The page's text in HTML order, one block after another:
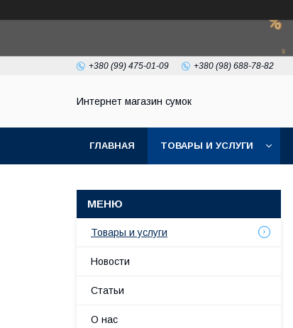
+380 (99) 475-01-09 +380 (98) 688-78-82
Интернет магазин сумок
ГЛАВНАЯ ТОВАРЫ И УСЛУГИ
Товары и услуги
Новости
Статьи
О нас